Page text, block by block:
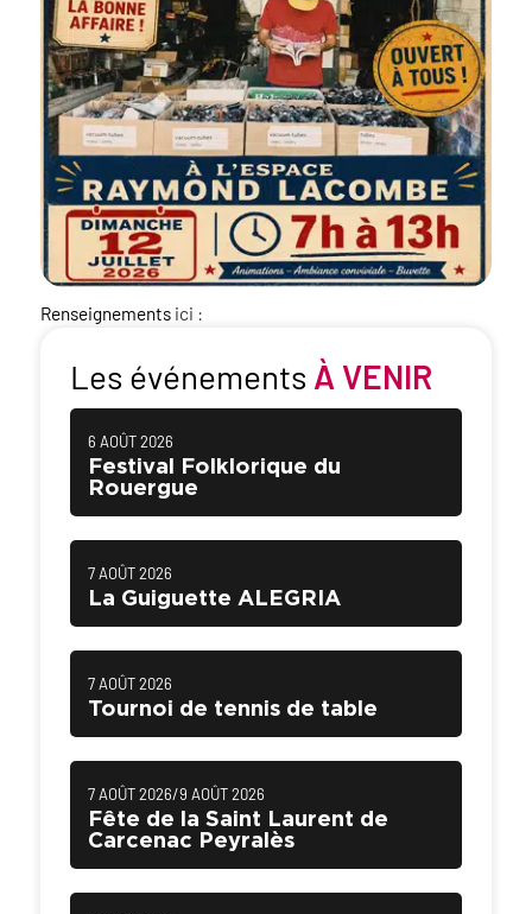
Renseignements ici :
Les événements À VENIR
6 AOÛT 2026
Festival Folklorique du
Rouergue
7 AOÛT 2026
La Guiguette ALEGRIA
7 AOÛT 2026
Tournoi de tennis de table
7 AOÛT 2026/9 AOÛT 2026
Fête de la Saint Laurent de
Carcenac Peyralès